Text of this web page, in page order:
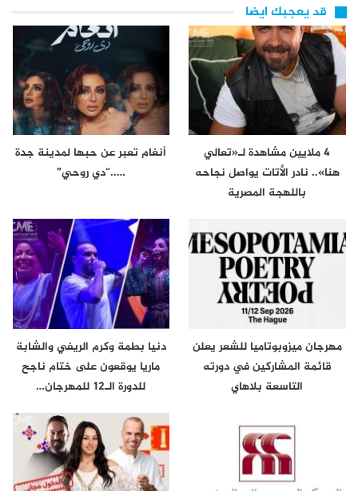
قد يعجبك ايضا
4 ملايين مشاهدة لـ«تعالي
هنا».. نادر الأتات يواصل نجاحه
باللهجة المصرية
أنغام تعبر عن حبها لمدينة جدة
…..“دي روحي”
مهرجان ميزوبوتاميا للشعر يعلن
قائمة المشاركين في دورته
التاسعة بلاهاي
دنيا بطمة وكرم الريفي والشابة
ماريا يوقعون على ختام ناجح
للدورة الـ12 للمهرجان…